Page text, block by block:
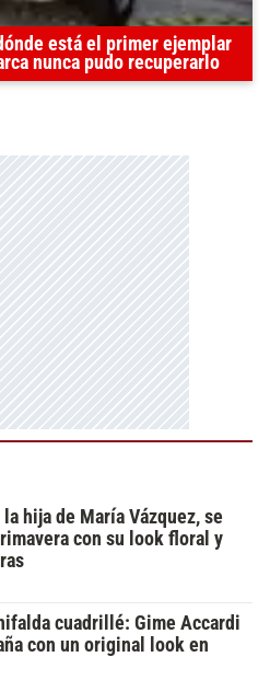
está el primer ejemplar
nunca pudo recuperarlo
la hija de María Vázquez, se
con su look floral y
cuadrillé: Gime Accardi
con un original look en